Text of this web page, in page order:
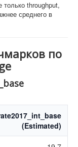
только throughput,
среднего в
по
(Estimated)